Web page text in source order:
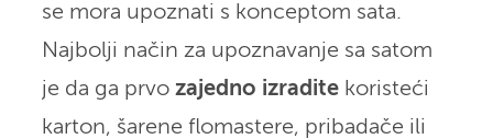
se mora upoznati s konceptom sata.
Najbolji način za upoznavanje sa satom
je da ga prvo zajedno izraditekoristeći
karton, šarene flomastere, pribadače ili